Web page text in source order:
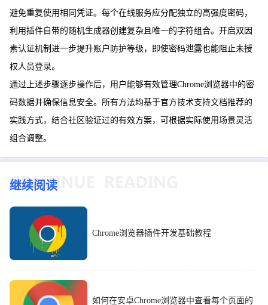
避免重复使用相同凭证。每个在线服务应分配独立的高强度密码，
利用插件自带的随机生成器创建复杂且唯一的字符组合。开启双因
素认证机制进一步提升账户防护等级，即使密码泄露也能阻止未授
权人员登录。
通过上述步骤逐步操作后，用户能够有效管理Chrome浏览器中的密
码数据并确保信息安全。所有方法均基于官方技术支持文档推荐的
实践方式，结合社区验证过的有效方案，可根据实际使用场景灵活
组合调整。
继续阅读
Chrome浏览器插件开发基础教程
如何在安卓Chrome浏览器中查看每个页面的